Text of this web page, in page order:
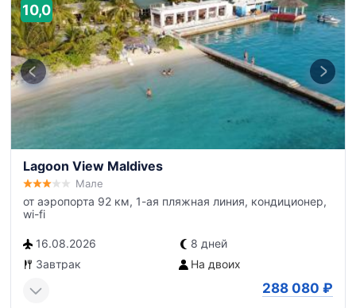
10,0
Lagoon View Maldives
Мале
от аэропорта 92 км, 1-ая пляжная линия, кондиционер,
wi-fi
16.08.2026
8 дней
Завтрак
На двоих
288 080 ₽